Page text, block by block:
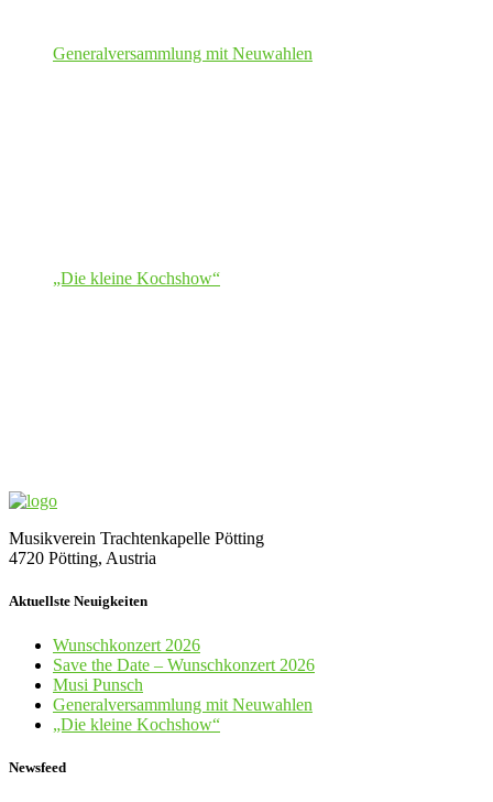
Generalversammlung mit Neuwahlen
„Die kleine Kochshow“
Musikverein Trachtenkapelle Pötting
4720 Pötting, Austria
Aktuellste Neuigkeiten
Wunschkonzert 2026
Save the Date – Wunschkonzert 2026
Musi Punsch
Generalversammlung mit Neuwahlen
„Die kleine Kochshow“
Newsfeed